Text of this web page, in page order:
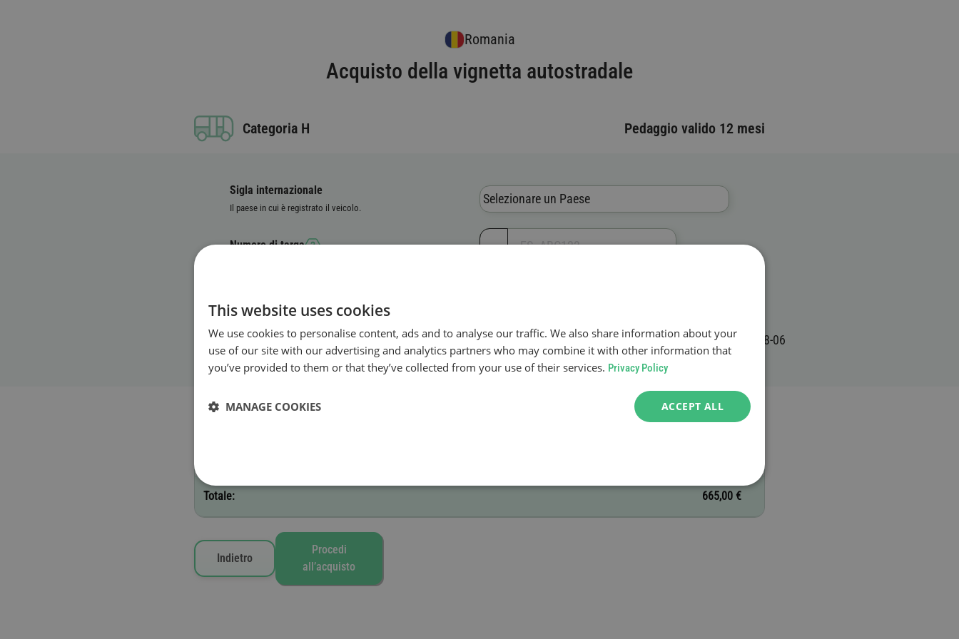
Romania
Acquisto della vignetta autostradale
Categoria H Pedaggio valido 12 mesi
Sigla internazionale
Il paese in cui è registrato il veicolo.
Selezionare un Paese
Numero di targa
Inizio validità
Pedaggi selezionati
Totale: 665,00 €
Indietro
Procedi
all’acquisto
This website uses cookies
We use cookies to personalise content, ads and to analyse our traffic. We also share information about your
use of our site with our advertising and analytics partners who may combine it with other information that
you’ve provided to them or that they’ve collected from your use of their services. Privacy Policy
ACCEPT ALL
MANAGE COOKIES